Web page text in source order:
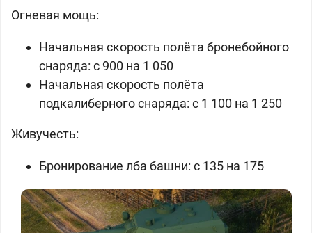
Огневая мощь:
Начальная скорость полёта бронебойного
снаряда: с 900 на 1 050
Начальная скорость полёта
подкалиберного снаряда: с 1 100 на 1 250
Живучесть:
Бронирование лба башни: с 135 на 175